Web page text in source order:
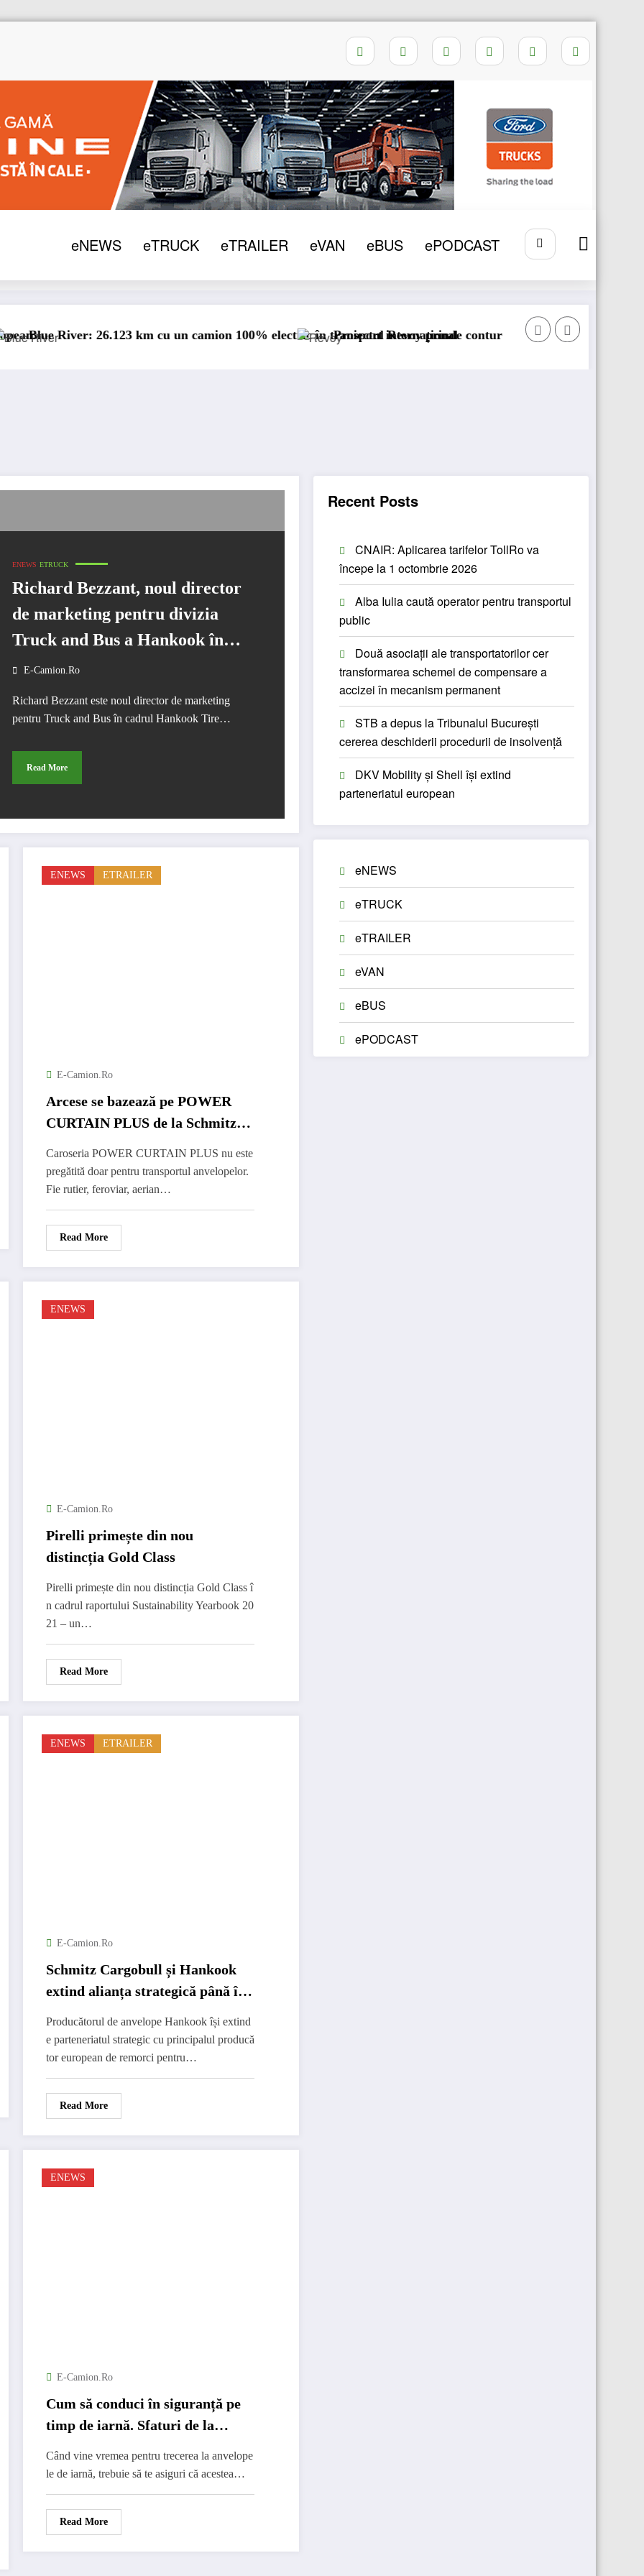
eNEWS eTRUCK eTRAILER eVAN eBUS ePODCAST
anvelope
100% electric în transport internațional
Proiectul Revoy prinde contur Sailun își extinde gama de anvelope pentru
ENEWS ETRUCK
Richard Bezzant, noul director
de marketing pentru divizia
Truck and Bus a Hankook în
Europa
E-Camion.ro
Richard Bezzant este noul director de marketing
pentru Truck and Bus în cadrul Hankook Tire…
Read More
ENEWS ETRAILER
E-Camion.ro
Arcese se bazează pe POWER
CURTAIN PLUS de la Schmitz
Caroseria POWER CURTAIN PLUS nu este
pregătită doar pentru transportul anvelopelor.
Fie rutier, feroviar, aerian…
Read More
ENEWS
E-Camion.ro
Pirelli primește din nou
distincția Gold Class
Pirelli primește din nou distincția Gold Class î
n cadrul raportului Sustainability Yearbook 20
21 – un…
Read More
ENEWS ETRAILER
E-Camion.ro
Schmitz Cargobull și Hankook
extind alianța strategică până în
Producătorul de anvelope Hankook își extind
e parteneriatul strategic cu principalul producă
tor european de remorci pentru…
Read More
ENEWS
E-Camion.ro
Cum să conduci în siguranță pe
timp de iarnă. Sfaturi de la
Când vine vremea pentru trecerea la anvelope
le de iarnă, trebuie să te asiguri că acestea…
Read More
Recent Posts
CNAIR: Aplicarea tarifelor TollRo va
începe la 1 octombrie 2026
Alba Iulia caută operator pentru transportul
public
Două asociații ale transportatorilor cer
transformarea schemei de compensare a
accizei în mecanism permanent
STB a depus la Tribunalul București
cererea deschiderii procedurii de insolvență
DKV Mobility și Shell își extind
parteneriatul european
eNEWS
eTRUCK
eTRAILER
eVAN
eBUS
ePODCAST